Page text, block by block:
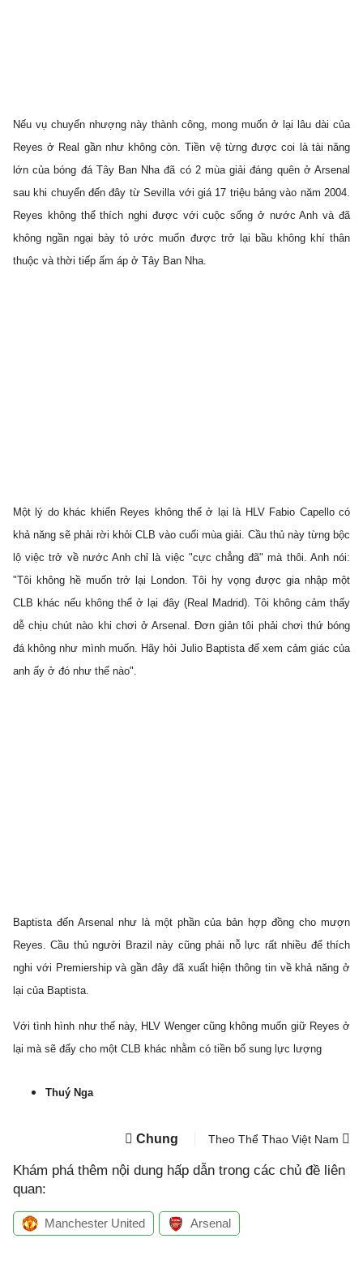
Nếu vụ chuyển nhượng này thành công, mong muốn ở lại lâu dài của
Reyes ở Real gần như không còn. Tiền vệ từng được coi là tài năng
lớn của bóng đá Tây Ban Nha đã có 2 mùa giải đáng quên ở Arsenal
sau khi chuyển đến đây từ Sevilla với giá 17 triệu bảng vào năm 2004.
Reyes không thể thích nghi được với cuộc sống ở nước Anh và đã
không ngần ngại bày tỏ ước muốn được trở lại bầu không khí thân
thuộc và thời tiếp ấm áp ở Tây Ban Nha.
Một lý do khác khiến Reyes không thể ở lại là HLV Fabio Capello có
khả năng sẽ phải rời khỏi CLB vào cuối mùa giải. Cầu thủ này từng bộc
lộ việc trở về nước Anh chỉ là việc "cực chẳng đã" mà thôi. Anh nói:
"Tôi không hề muốn trở lại London. Tôi hy vọng được gia nhập một
CLB khác nếu không thể ở lại đây (Real Madrid). Tôi không cảm thấy
dễ chịu chút nào khi chơi ở Arsenal. Đơn giản tôi phải chơi thứ bóng
đá không như mình muốn. Hãy hỏi Julio Baptista để xem cảm giác của
anh ấy ở đó như thế nào".
Baptista đến Arsenal như là một phần của bản hợp đồng cho mượn
Reyes. Cầu thủ người Brazil này cũng phải nỗ lực rất nhiều để thích
nghi với Premiership và gần đây đã xuất hiện thông tin về khả năng ở
lại của Baptista.
Với tình hình như thế này, HLV Wenger cũng không muốn giữ Reyes ở
lại mà sẽ đẩy cho một CLB khác nhằm có tiền bổ sung lực lượng
Thuý Nga
Chung Theo Thể Thao Việt Nam
Khám phá thêm nội dung hấp dẫn trong các chủ đề liên
quan:
Manchester United Arsenal